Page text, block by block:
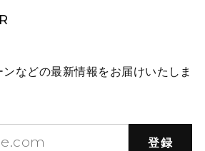
などの最新情報をお届けいたしま
登録